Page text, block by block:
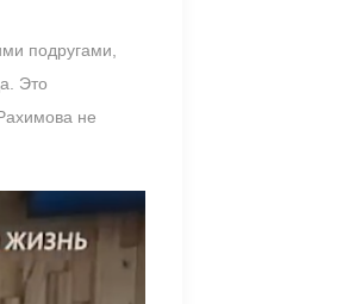
подругами,
Это
не